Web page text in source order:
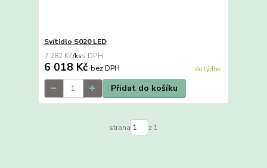
Svítidlo S020 LED
7 282 Kč/ks
6 018 Kč bez DPH do týdne
Přidat do košíku
strana z 1